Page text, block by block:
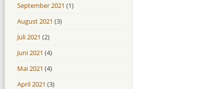
September 2021 (1)
August 2021 (3)
Juli 2021 (2)
Juni 2021 (4)
Mai 2021 (4)
April 2021 (3)